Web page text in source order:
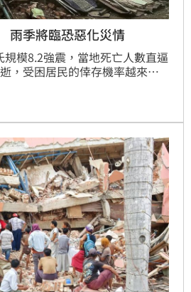
季將臨恐惡化災情
模8.2強震，當地死亡人數直逼
，受困居民的倖存機率越來越
焦急與傷心欲絕的民眾。一處
事務協調廳1日表示，災區缺乏
籲各界要加快救災速度，若未搶
，災情恐會惡化。